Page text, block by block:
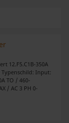
12.F5.C1B-350A
Input:
TO / 460-
/ AC 3 PH 0-